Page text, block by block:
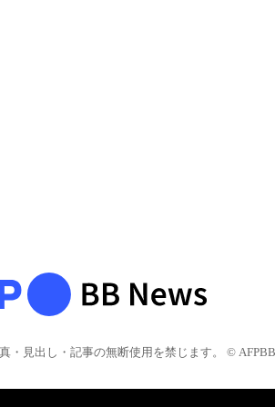
・見出し・記事の無断使用を禁じます。 © AFPBB